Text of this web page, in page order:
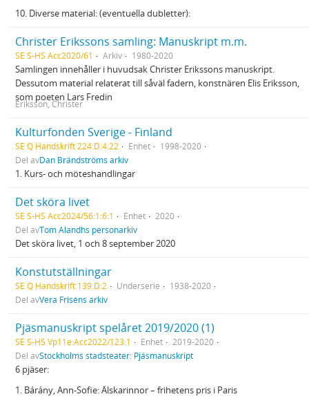
10. Diverse material: (eventuella dubletter):
Christer Erikssons samling: Manuskript m.m.
SE S-HS Acc2020/61 Arkiv 1980-2020
Samlingen innehåller i huvudsak Christer Erikssons manuskript.
Dessutom material relaterat till såväl fadern, konstnären Elis Eriksson,
som poeten Lars Fredin
Eriksson, Christer
Kulturfonden Sverige - Finland
SE Q Handskrift 224:D:4:22 Enhet
1998-2020
Del avDan Brändströms arkiv
1. Kurs- och möteshandlingar
Det sköra livet
SE S-HS Acc2024/56:1:6:1 Enhet
2020
Del avTom Alandhs personarkiv
Det sköra livet, 1 och 8 september 2020
Konstutställningar
SE Q Handskrift 139:D:2 Underserie
1938-2020
Del avVera Friséns arkiv
Pjäsmanuskript spelåret 2019/2020 (1)
SE S-HS Vp11e:Acc2022/123:1 Enhet
2019-2020
Del avStockholms stadsteater: Pjäsmanuskript
6 pjäser:
1. Bárány, Ann-Sofie: Älskarinnor – frihetens pris i Paris